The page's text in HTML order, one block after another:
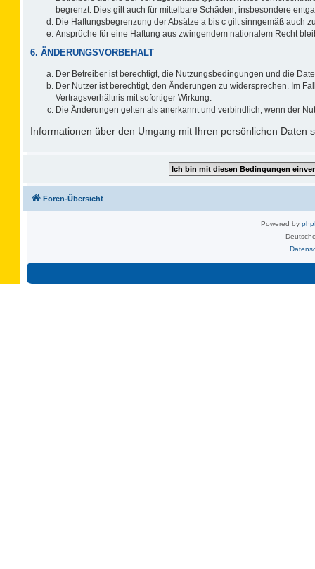
begrenzt. Dies gilt auch für mittelbare Schäden, insbesondere
Die Haftungsbegrenzung der Absätze a bis c gilt sinngemäß auch
Ansprüche für eine Haftung aus zwingendem nationalem Recht
6. ÄNDERUNGSVORBEHALT
Der Betreiber ist berechtigt, die Nutzungsbedingungen und die
Der Nutzer ist berechtigt, den Änderungen zu widersprechen. Im
Vertragsverhältnis mit sofortiger Wirkung.
Die Änderungen gelten als anerkannt und verbindlich, wenn der
Informationen über den Umgang mit Ihren persönlichen Daten
Foren-Übersicht
Powered by